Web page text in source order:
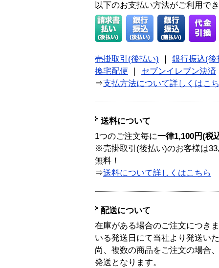
以下のお支払い方法がご利用で
売掛取引(後払い)
銀行振込(後
換宅配便
セブンイレブン決済
⇒支払方法について詳しくはこ
送料について
1つのご注文毎に一律1,100円(税
※売掛取引(後払い)のお客様は
無料！
⇒送料について詳しくはこちら
配送について
在庫がある場合のご注文につき
いる発送日にて当社より発送い
尚、複数の商品をご注文の場合
発送となります。